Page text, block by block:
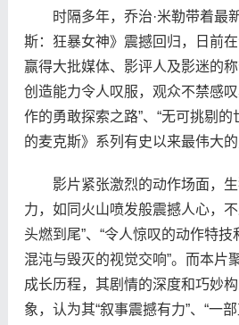
时隔多年，乔治·米勒带着最
斯：狂暴女神》震撼回归，日前在
赢得大批媒体、影评人及影迷的
创造能力令人叹服，观众不禁感
作的勇敢探索之路”、“无可挑剔的
的麦克斯》系列有史以来最伟大的
影片紧张激烈的动作场面，生
力，如同火山喷发般震撼人心，
头燃到尾”、“令人惊叹的动作特技
混沌与毁灭的视觉交响”。而本片
成长历程，其剧情的深度和巧妙
象，认为其“叙事震撼有力”、“一